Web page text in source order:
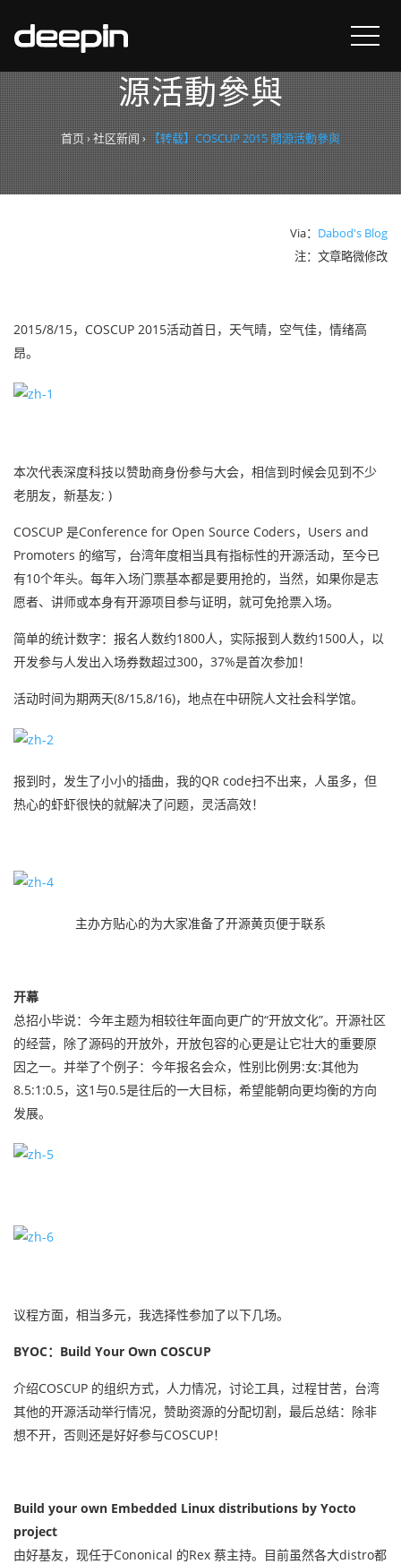
【转载】COSCUP 2015 開
源活動參與
首页 ›社区新闻 ›【转载】COSCUP 2015 開源活動參與
Via： Dabod's Blog
注：文章略微修改
2015/8/15，COSCUP 2015活动首日，天气晴，空气佳，情绪高
昂。
本次代表深度科技以赞助商身份参与大会，相信到时候会见到不少
老朋友，新基友; )
COSCUP 是Conference for Open Source Coders，Users and
Promoters 的缩写，台湾年度相当具有指标性的开源活动，至今已
有10个年头。每年入场门票基本都是要用抢的，当然，如果你是志
愿者、讲师或本身有开源项目参与证明，就可免抢票入场。
简单的统计数字：报名人数约1800人，实际报到人数约1500人，以
开发参与人发出入场券数超过300，37%是首次参加！
活动时间为期两天(8/15,8/16)，地点在中研院人文社会科学馆。
报到时，发生了小小的插曲，我的QR code扫不出来，人虽多，但
热心的虾虾很快的就解决了问题，灵活高效！
主办方贴心的为大家准备了开源黄页便于联系
开幕
总招小毕说：今年主题为相较往年面向更广的“开放文化”。开源社区
的经营，除了源码的开放外，开放包容的心更是让它壮大的重要原
因之一。并举了个例子：今年报名会众，性别比例男:女:其他为
8.5:1:0.5，这1与0.5是往后的一大目标，希望能朝向更均衡的方向
发展。
议程方面，相当多元，我选​​择性参加了以下几场。
BYOC：Build Your Own COSCUP
介绍COSCUP 的组织方式，人力情况，讨论工具，过程甘苦，台湾
其他的开源活动举行情况，赞助资源的分配切割，最后总结：除非
想不开，否则还是好好参与COSCUP！
Build your own Embedded Linux distributions by Yocto
project
由好基友，现任于Cononical 的Rex 蔡主持。目前虽然各大distro都